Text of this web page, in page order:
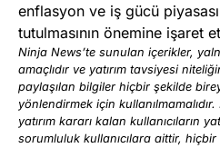
enflasyon ve iş gücü
tutulmasının önemine işaret
Ninja News’te sunulan içerikler,
amaçlıdır ve yatırım tavsiyesi
paylaşılan bilgiler hiçbir şekilde
yönlendirmek için
yatırım kararı kalan kullanıcıların
sorumluluk kullanıcılara aittir,